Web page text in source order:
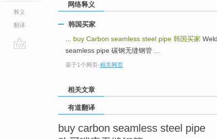
释义
翻译
网络释义
韩国买家
buy Carbon seamless steel pipe 韩国买家
seamless pipe 碳钢无缝钢管 ...
基于1个网页-相关网页
相关文章
有道翻译
buy carbon seamless steel pipe